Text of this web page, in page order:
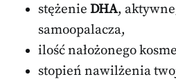
stężenie DHA,
samoopalacza,
ilość nałożonego
stopień nawilżenia